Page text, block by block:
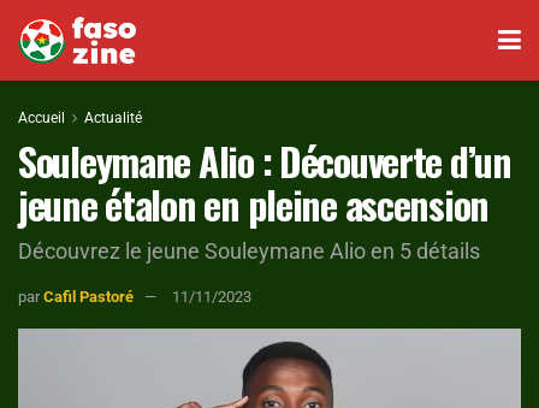
Accueil Actualité
Souleymane Alio : Découverte d’un
jeune étalon en pleine ascension
Découvrez le jeune Souleymane Alio en 5 détails
par Cafil Pastoré 11/11/2023